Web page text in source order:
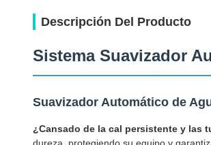
Descripción Del Producto
Sistema Suavizador
Suavizador Automático de
¿Cansado de la cal persistente y las